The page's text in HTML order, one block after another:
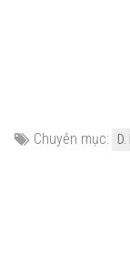
Chuyên mục: